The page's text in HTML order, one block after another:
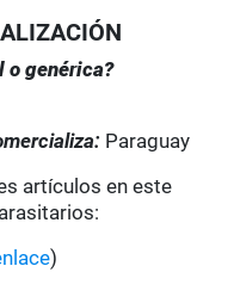
o genérica?
Paraguay
artículos en este
)